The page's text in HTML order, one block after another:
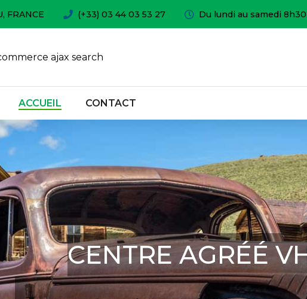
FRANCE (+33) 03 44 03 53 27 Du lundi au samedi
ajax search
ACCUEIL CONTACT
CENTRE AGRÉÉ